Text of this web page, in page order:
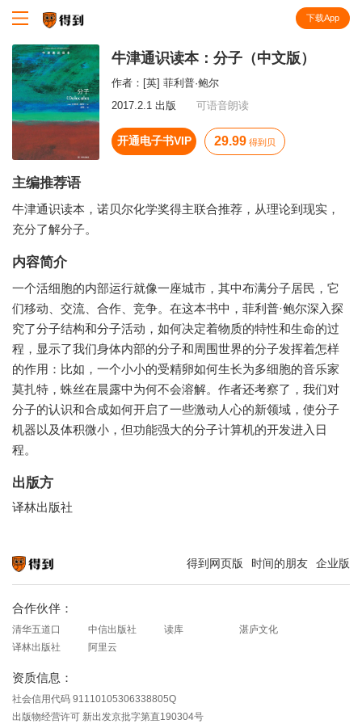
下载App
牛津通识读本：分子（中文版）
作者： [英] 菲利普·鲍尔
2017.2.1 出版
可语音朗读
开通电子书VIP 29.99 得到贝
主编推荐语
牛津通识读本，诺贝尔化学奖得主联合推荐，从理论到现实，
充分了解分子。
内容简介
一个活细胞的内部运行就像一座城市，其中布满分子居民，它
们移动、交流、合作、竞争。在这本书中，菲利普·鲍尔深入探
究了分子结构和分子活动，如何决定着物质的特性和生命的过
程，显示了我们身体内部的分子和周围世界的分子发挥着怎样
的作用：比如，一个小小的受精卵如何生长为多细胞的音乐家
莫扎特，蛛丝在晨露中为何不会溶解。作者还考察了，我们对
分子的认识和合成如何开启了一些激动人心的新领域，使分子
机器以及体积微小，但功能强大的分子计算机的开发进入日
程。
出版方
译林出版社
得到网页版 时间的朋友 企业版
合作伙伴：
清华五道口 中信出版社 读库
湛庐文化
译林出版社
阿里云
资质信息：
社会信用代码 91110105306338805Q
出版物经营许可 新出发京批字第直190304号